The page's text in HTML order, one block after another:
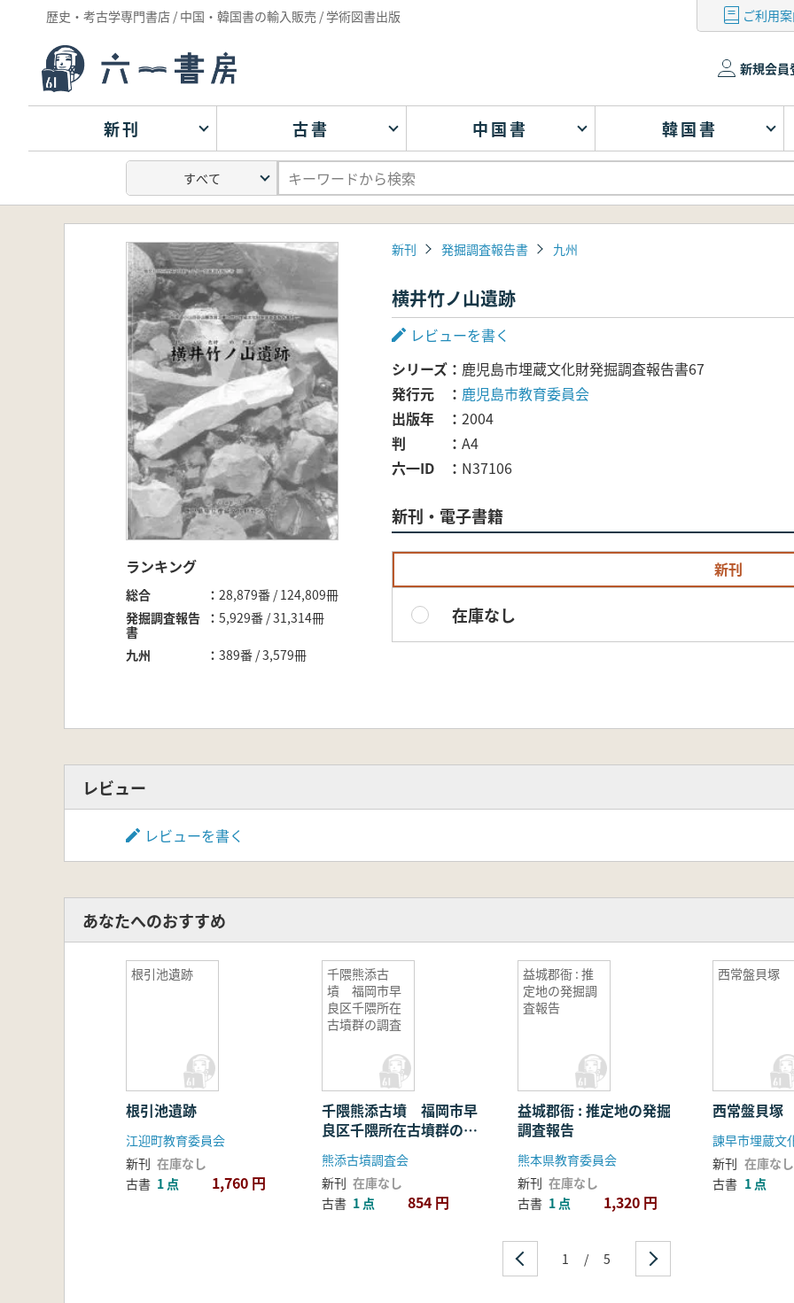
歴史・考古学専門書店 / 中国・韓国書の輸入販売 / 学術図書出版 ご利用
新規会員
新刊 古書 中国書 韓国書
ランキング
総合
28,879番 / 124,809冊
発掘調査報告
書
5,929番 / 31,314冊
九州 389番 / 3,579冊
新刊 発掘調査報告書 九州
横井竹ノ山遺跡
レビューを書く
シリーズ
鹿児島市埋蔵文化財発掘調査報告書67
発行元
鹿児島市教育委員会
出版年
2004
判
A4
六一ID
N37106
新刊・電子書籍
新刊
在庫なし
レビュー
レビューを書く
あなたへのおすすめ
根引池遺跡
根引池遺跡
江迎町教育委員会
新刊 在庫なし
古書 1 点 1,760 円
千隈熊添古
墳 福岡市早
良区千隈所在
古墳群の調査
千隈熊添古墳 福岡市早
良区千隈所在古墳群の調
査
熊添古墳調査会
新刊 在庫なし
古書 1 点 854 円
益城郡衙 : 推
定地の発掘調
査報告
益城郡衙 : 推定地の発掘
調査報告
熊本県教育委員会
新刊 在庫なし
古書 1 点 1,320 円
西常盤貝塚
西常盤貝塚
新刊 在庫なし
古書 1 点
1 / 5